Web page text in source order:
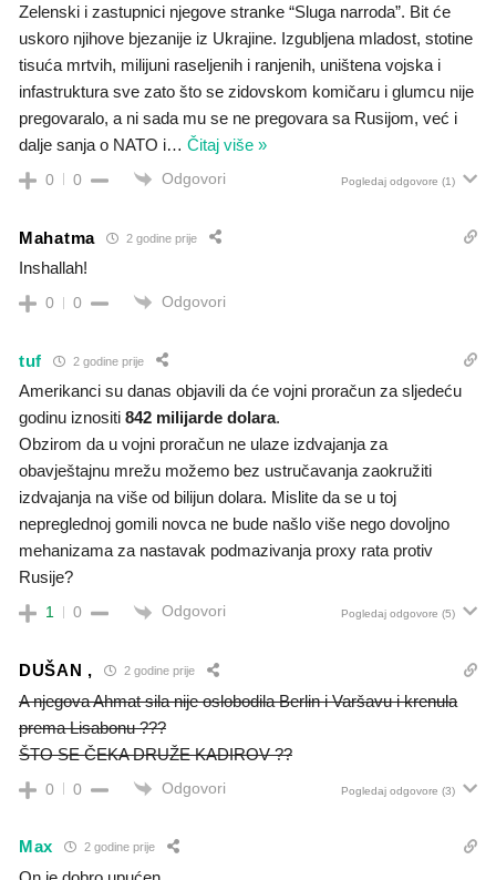
Zelenski i zastupnici njegove stranke “Sluga narroda”. Bit će
uskoro njihove bjezanije iz Ukrajine. Izgubljena mladost, stotine
tisuća mrtvih, milijuni raseljenih i ranjenih, uništena vojska i
infastruktura sve zato što se zidovskom komičaru i glumcu nije
pregovaralo, a ni sada mu se ne pregovara sa Rusijom, već i
dalje sanja o NATO i… Čitaj više »
0 0 Odgovori Pogledaj odgovore (1)
Mahatma 2 godine prije
Inshallah!
0 0 Odgovori
tuf 2 godine prije
Amerikanci su danas objavili da će vojni proračun za sljedeću
godinu iznositi 842 milijarde dolara.
Obzirom da u vojni proračun ne ulaze izdvajanja za
obavještajnu mrežu možemo bez ustručavanja zaokružiti
izdvajanja na više od bilijun dolara. Mislite da se u toj
nepreglednoj gomili novca ne bude našlo više nego dovoljno
mehanizama za nastavak podmazivanja proxy rata protiv
Rusije?
1 0 Odgovori Pogledaj odgovore (5)
DUŠAN , 2 godine prije
A njegova Ahmat sila nije oslobodila Berlin i Varšavu i krenula
prema Lisabonu ???
ŠTO SE ČEKA DRUŽE KADIROV ??
0 0 Odgovori Pogledaj odgovore (3)
Max 2 godine prije